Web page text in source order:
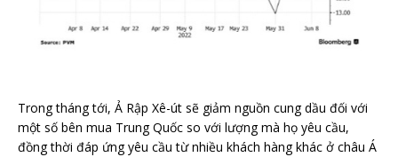
Trong tháng tới, Ả Rập Xê-út sẽ giảm nguồn cung dầu đối với
một số bên mua Trung Quốc so với lượng mà họ yêu cầu,
đồng thời đáp ứng yêu cầu từ nhiều khách hàng khác ở châu Á